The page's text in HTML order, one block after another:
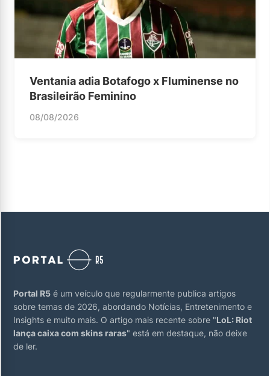
Ventania adia Botafogo x Fluminense no
Brasileirão Feminino
08/08/2026
Portal R5 é um veículo que regularmente publica artigos
sobre temas de 2026, abordando Notícias, Entretenimento e
Insights e muito mais. O artigo mais recente sobre "LoL: Riot
lança caixa com skins raras" está em destaque, não deixe
de ler.